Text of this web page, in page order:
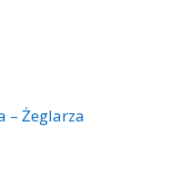
– Żeglarza